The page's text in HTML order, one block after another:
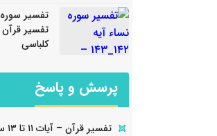
تفسیر
کلباسی
پرسش و پاسخ
تفسیر قرآن – آیات ۱۱ تا ۱۳ سوره شورا